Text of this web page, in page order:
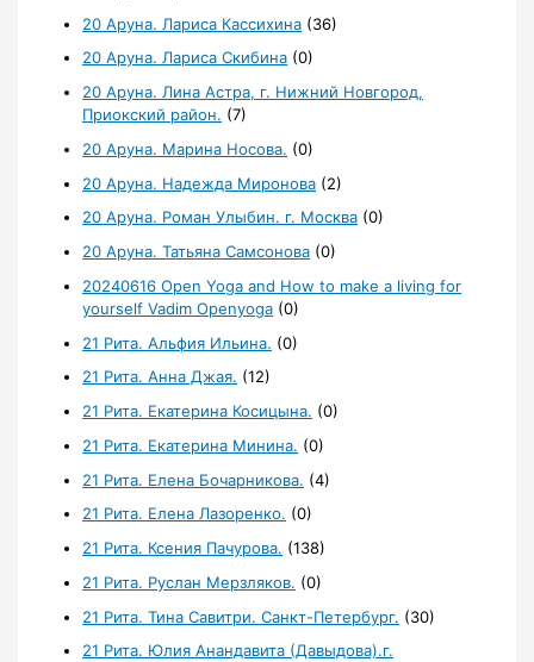
20 Аруна. Лариса Кассихина (36)
20 Аруна. Лариса Скибина (0)
20 Аруна. Лина Астра, г. Нижний Новгород,
Приокский район. (7)
20 Аруна. Марина Носова. (0)
20 Аруна. Надежда Миронова (2)
20 Аруна. Роман Улыбин. г. Москва (0)
20 Аруна. Татьяна Самсонова (0)
20240616 Open Yoga and How to make a living for
yourself Vadim Openyoga (0)
21 Рита. Альфия Ильина. (0)
21 Рита. Анна Джая. (12)
21 Рита. Екатерина Косицына. (0)
21 Рита. Екатерина Минина. (0)
21 Рита. Елена Бочарникова. (4)
21 Рита. Елена Лазоренко. (0)
21 Рита. Ксения Пачурова. (138)
21 Рита. Руслан Мерзляков. (0)
21 Рита. Тина Савитри. Санкт-Петербург. (30)
21 Рита. Юлия Анандавита (Давыдова).г.